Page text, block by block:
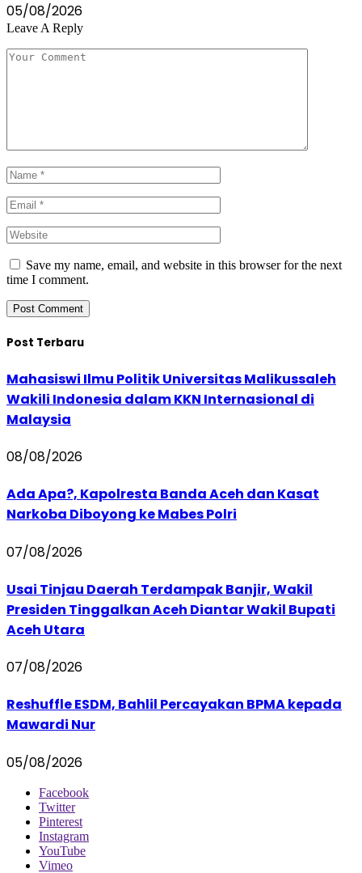
05/08/2026
Leave A Reply
Save my name, email, and website in this browser for the next
time I comment.
Post Terbaru
Mahasiswi Ilmu Politik Universitas Malikussaleh
Wakili Indonesia dalam KKN Internasional di
Malaysia
08/08/2026
Ada Apa?, Kapolresta Banda Aceh dan Kasat
Narkoba Diboyong ke Mabes Polri
07/08/2026
Usai Tinjau Daerah Terdampak Banjir, Wakil
Presiden Tinggalkan Aceh Diantar Wakil Bupati
Aceh Utara
07/08/2026
Reshuffle ESDM, Bahlil Percayakan BPMA kepada
Mawardi Nur
05/08/2026
Facebook
Twitter
Pinterest
Instagram
YouTube
Vimeo